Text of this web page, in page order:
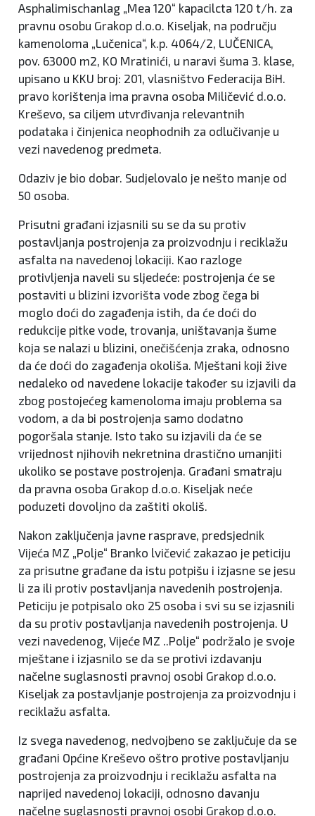
Asphalimischanlag „Mea 120“ kapacilcta 120 t/h. za
pravnu osobu Grakop d.o.o. Kiseljak, na području
kamenoloma „Lučenica“, k.p. 4064/2, LUČENICA,
pov. 63000 m2, KO Mratinići, u naravi šuma 3. klase,
upisano u KKU broj: 201, vlasništvo Federacija BiH.
pravo korištenja ima pravna osoba Miličević d.o.o.
Kreševo, sa ciljem utvrđivanja relevantnih
podataka i činjenica neophodnih za odlučivanje u
vezi navedenog predmeta.
Odaziv je bio dobar. Sudjelovalo je nešto manje od
50 osoba.
Prisutni građani izjasnili su se da su protiv
postavljanja postrojenja za proizvodnju i reciklažu
asfalta na navedenoj lokaciji. Kao razloge
protivljenja naveli su sljedeće: postrojenja će se
postaviti u blizini izvorišta vode zbog čega bi
moglo doći do zagađenja istih, da će doći do
redukcije pitke vode, trovanja, uništavanja šume
koja se nalazi u blizini, onečišćenja zraka, odnosno
da će doći do zagađenja okoliša. Mještani koji žive
nedaleko od navedene lokacije također su izjavili da
zbog postojećeg kamenoloma imaju problema sa
vodom, a da bi postrojenja samo dodatno
pogoršala stanje. Isto tako su izjavili da će se
vrijednost njihovih nekretnina drastično umanjiti
ukoliko se postave postrojenja. Građani smatraju
da pravna osoba Grakop d.o.o. Kiseljak neće
poduzeti dovoljno da zaštiti okoliš.
Nakon zaključenja javne rasprave, predsjednik
Vijeća MZ „Polje“ Branko lvičević zakazao je peticiju
za prisutne građane da istu potpišu i izjasne se jesu
li za ili protiv postavljanja navedenih postrojenja.
Peticiju je potpisalo oko 25 osoba i svi su se izjasnili
da su protiv postavljanja navedenih postrojenja. U
vezi navedenog, Vijeće MZ ..Polje“ podržalo je svoje
mještane i izjasnilo se da se protivi izdavanju
načelne suglasnosti pravnoj osobi Grakop d.o.o.
Kiseljak za postavljanje postrojenja za proizvodnju i
reciklažu asfalta.
Iz svega navedenog, nedvojbeno se zaključuje da se
građani Općine Kreševo oštro protive postavljanju
postrojenja za proizvodnju i reciklažu asfalta na
naprijed navedenoj lokaciji, odnosno davanju
načelne suglasnosti pravnoj osobi Grakop d.o.o.